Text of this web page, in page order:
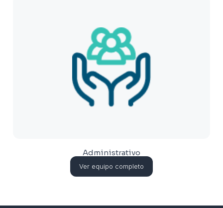
Administrativo
Ver equipo completo